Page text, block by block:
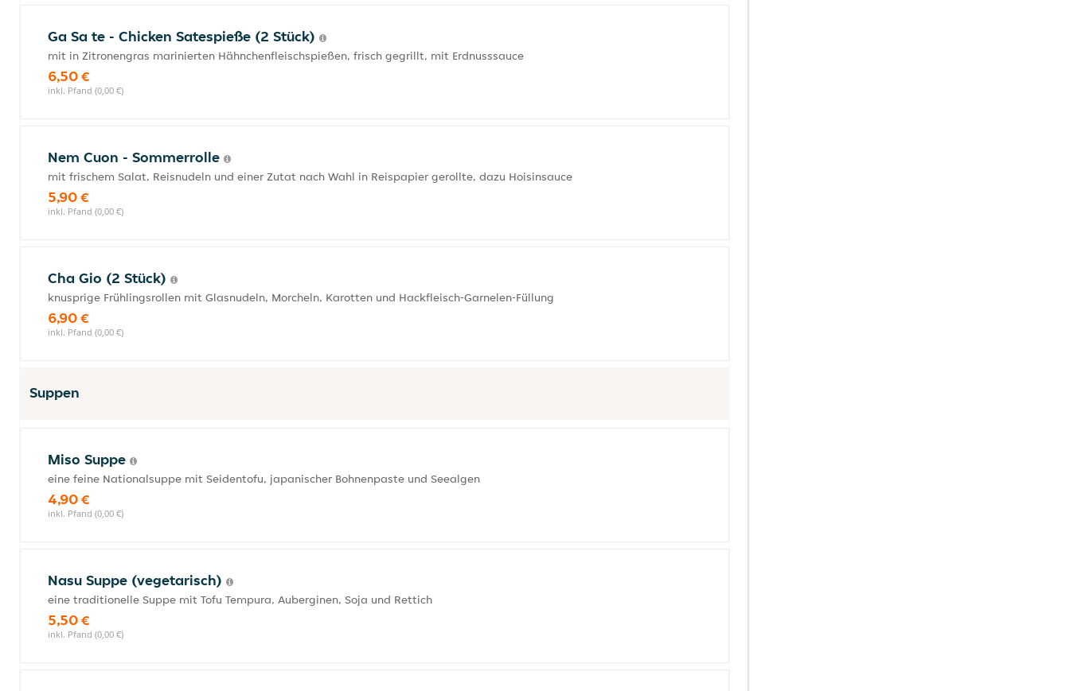
Ga Sa te - Chicken Satespieße (2 Stück)
mit in Zitronengras marinierten Hähnchenfleischspießen, frisch gegrillt, mit Erdnusssauce
6,50 €
inkl. Pfand (0,00 €)
Nem Cuon - Sommerrolle
mit frischem Salat, Reisnudeln und einer Zutat nach Wahl in Reispapier gerollte, dazu Hoisinsauce
5,90 €
inkl. Pfand (0,00 €)
Cha Gio (2 Stück)
knusprige Frühlingsrollen mit Glasnudeln, Morcheln, Karotten und Hackfleisch-Garnelen-Füllung
6,90 €
inkl. Pfand (0,00 €)
Suppen
Miso Suppe
eine feine Nationalsuppe mit Seidentofu, japanischer Bohnenpaste und Seealgen
4,90 €
inkl. Pfand (0,00 €)
Nasu Suppe (vegetarisch)
eine traditionelle Suppe mit Tofu Tempura, Auberginen, Soja und Rettich
5,50 €
inkl. Pfand (0,00 €)